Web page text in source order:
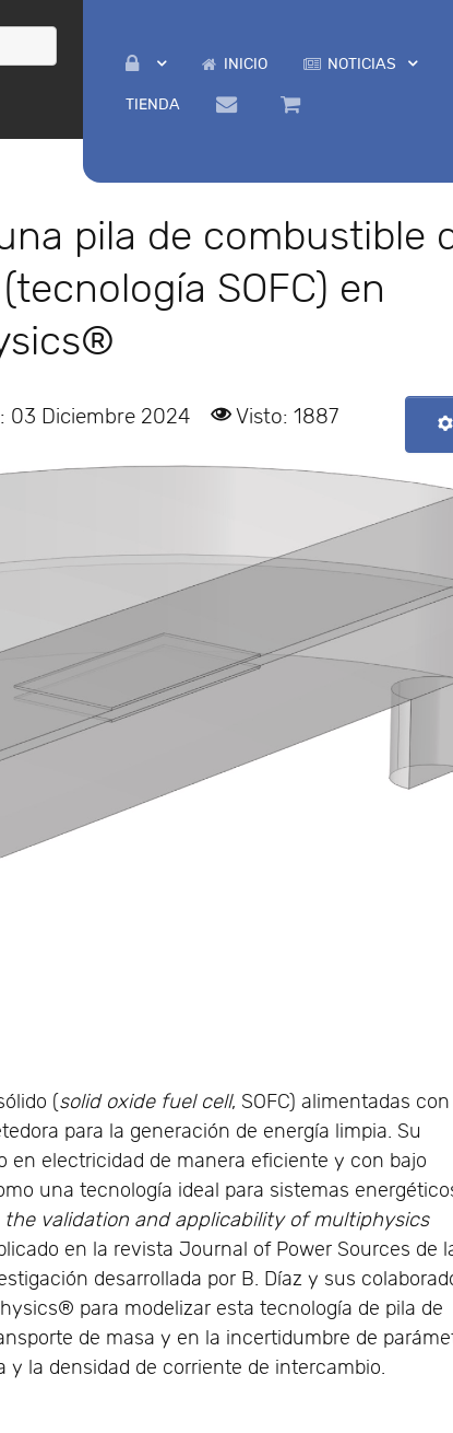
INICIO NOTICIAS
TIENDA
pila de combustible
SOFC) en
03 Diciembre 2024 Visto: 1887
(solid oxide fuel cell, SOFC) alimentadas con
para la generación de energía limpia. Su
en electricidad de manera eficiente y con bajo
una tecnología ideal para sistemas
the validation and applicability of multiphysics
en la revista Journal of Power Sources de
desarrollada por B. Díaz y sus
para modelizar esta tecnología de pila de
de masa y en la incertidumbre de
la densidad de corriente de intercambio.